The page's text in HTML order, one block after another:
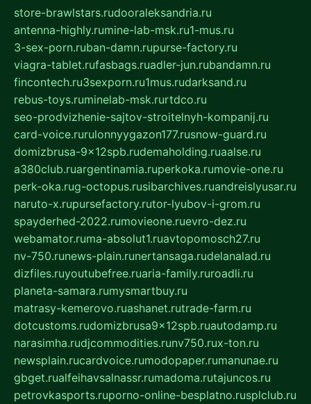
store-brawlstars.rudooraleksandria.ru
antenna-highly.rumine-lab-msk.ru1-mus.ru
3-sex-porn.ruban-damn.rupurse-factory.ru
viagra-tablet.rufasbags.ruadler-jun.rubandamn.ru
fincontech.ru3sexporn.ru1mus.rudarksand.ru
rebus-toys.ruminelab-msk.rurtdco.ru
seo-prodvizhenie-sajtov-stroitelnyh-kompanij.ru
card-voice.rurulonnyygazon177.rusnow-guard.ru
domizbrusa-9x12spb.rudemaholding.ruaalse.ru
a380club.ruargentinamia.ruperkoka.rumovie-one.ru
perk-oka.rug-octopus.rusibarchives.ruandreislyusar.ru
naruto-x.rupursefactory.rutor-lyubov-i-grom.ru
spayderhed-2022.rumovieone.ruevro-dez.ru
webamator.ruma-absolut1.ruavtopomosch27.ru
nv-750.runews-plain.runertansaga.rudelanalad.ru
dizfiles.ruyoutubefree.ruaria-family.ruroadli.ru
planeta-samara.rumysmartbuy.ru
matrasy-kemerovo.ruashanet.rutrade-farm.ru
dotcustoms.rudomizbrusa9x12spb.ruautodamp.ru
narasimha.rudjcommodities.runv750.rux-ton.ru
newsplain.rucardvoice.rumodopaper.rumanunae.ru
gbget.rualfeihavsalnassr.rumadoma.rutajuncos.ru
petrovkasports.ruporno-online-besplatno.rusplclub.ru